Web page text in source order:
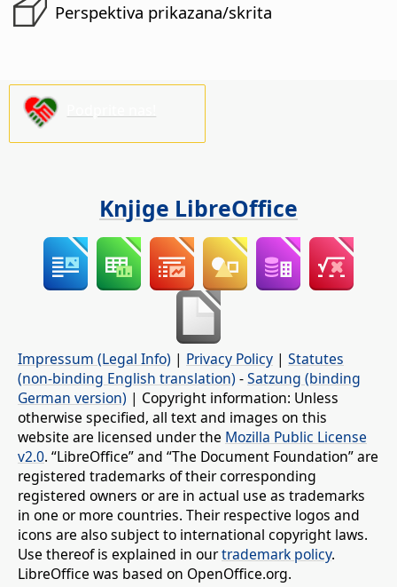
Perspektiva prikazana/skrita
Knjige LibreOffice
Impressum (Legal Info) | Privacy Policy | Statutes
(non-binding English translation) -Satzung (binding
German version) | Copyright information: Unless
otherwise specified, all text and images on this
website are licensed under the Mozilla Public License
v2.0. “LibreOffice” and “The Document Foundation” are
registered trademarks of their corresponding
registered owners or are in actual use as trademarks
in one or more countries. Their respective logos and
icons are also subject to international copyright laws.
Use thereof is explained in ourtrademark policy.
LibreOffice was based on OpenOffice.org.